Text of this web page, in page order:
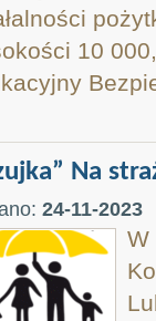
10
Na
24-11-2023
W